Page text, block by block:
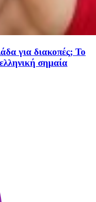
για διακοπές; Το
σημαία